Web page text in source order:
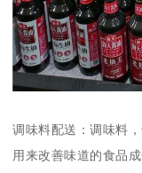
调味料配送：调味料
用来改善味道的食品